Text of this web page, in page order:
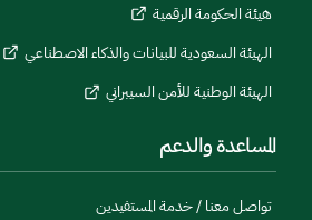
هيئة الحكومة الرقمية
الهيئة السعودية للبيانات والذكاء الاصطناعي
الهيئة الوطنية للأمن السيبراني
المساعدة والدعم
تواصل معنا / خدمة المستفيدين